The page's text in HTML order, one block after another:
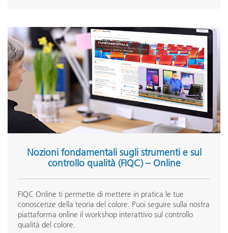
Nozioni fondamentali sugli strumenti e sul
controllo qualità (FIQC) – Online
FIQC Online ti permette di mettere in pratica le tue
conoscenze della teoria del colore. Puoi seguire sulla nostra
piattaforma online il workshop interattivo sul controllo
qualità del colore.